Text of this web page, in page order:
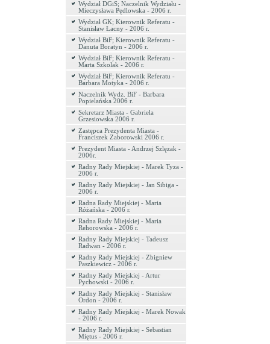
Wydział DGiS; Naczelnik Wydziału -
Mieczysława Pędlowska - 2006 r.
Wydział GK; Kierownik Referatu -
Stanisław Łacny - 2006 r.
Wydział BiF; Kierownik Referatu -
Danuta Boratyn - 2006 r.
Wydział BiF; Kierownik Referatu -
Marta Szkolak - 2006 r.
Wydział BiF; Kierownik Referatu -
Barbara Motyka - 2006 r.
Naczelnik Wydz. BiF - Barbara
Popielańska 2006 r.
Sekretarz Miasta - Gabriela
Grzesiowska 2006 r.
Zastępca Prezydenta Miasta -
Franciszek Zaborowski 2006 r.
Prezydent Miasta - Andrzej Szlęzak -
2006r.
Radny Rady Miejskiej - Marek Tyza -
2006 r.
Radny Rady Miejskiej - Jan Sibiga -
2006 r.
Radna Rady Miejskiej - Maria
Różańska - 2006 r.
Radna Rady Miejskiej - Maria
Rehorowska - 2006 r.
Radny Rady Miejskiej - Tadeusz
Radwan - 2006 r.
Radny Rady Miejskiej - Zbigniew
Paszkiewicz - 2006 r.
Radny Rady Miejskiej - Artur
Pychowski - 2006 r.
Radny Rady Miejskiej - Stanisław
Ordon - 2006 r.
Radny Rady Miejskiej - Marek Nowak
- 2006 r.
Radny Rady Miejskiej - Sebastian
Miętus - 2006 r.